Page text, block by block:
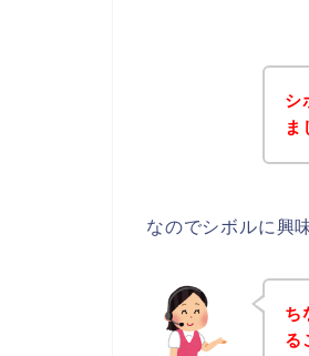
シ
ま
なのでシボルに興
ち
る